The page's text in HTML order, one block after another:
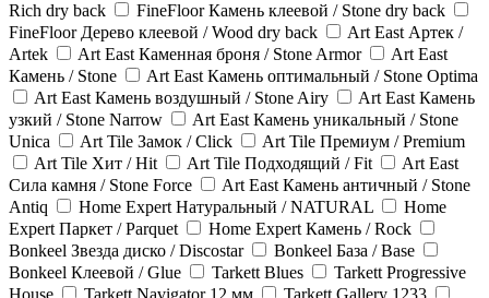
Rich dry back
FineFloor Камень клеевой / Stone dry back
FineFloor Дерево клеевой / Wood dry back
Art East Артек /
Artek
Art East Каменная броня / Stone Armor
Art East
Камень / Stone
Art East Камень оптимальный / Stone Optima
Art East Камень воздушный / Stone Airy
Art East Камень
узкий / Stone Narrow
Art East Камень уникальный / Stone
Unica
Art Tile Замок / Click
Art Tile Премиум / Premium
Art Tile Хит / Hit
Art Tile Подходящий / Fit
Art East
Сила камня / Stone Force
Art East Камень античный / Stone
Antiq
Home Expert Натуральный / NATURAL
Home
Expert Паркет / Parquet
Home Expert Камень / Rock
Bonkeel Звезда диско / Discostar
Bonkeel База / Base
Bonkeel Клеевой / Glue
Tarkett Blues
Tarkett Progressive
House
Tarkett Navigator 12 мм
Tarkett Gallery 1233